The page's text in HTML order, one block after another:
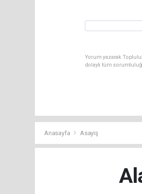
Yorum yazarak
dolaylı tüm
Anasayfa Asayiş